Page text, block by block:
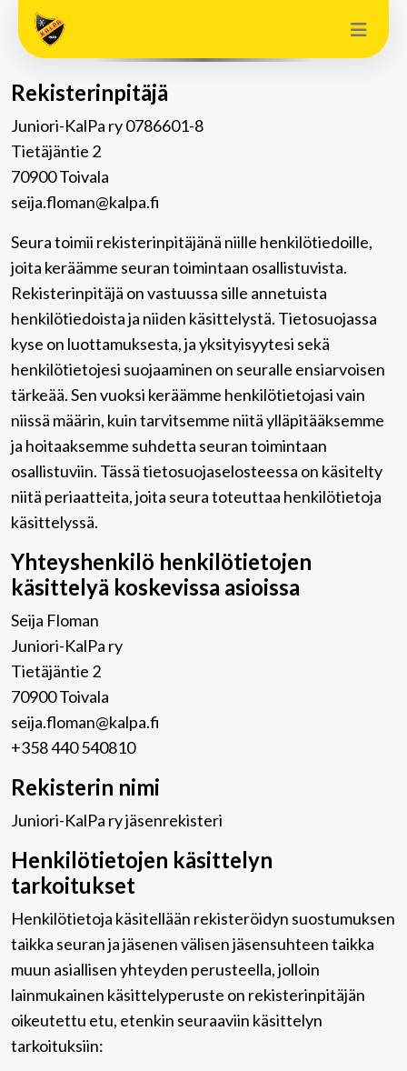
Rekisterinpitäjä
Juniori-KalPa ry 0786601-8
Tietäjäntie 2
70900 Toivala
seija.floman@kalpa.fi
Seura toimii rekisterinpitäjänä niille henkilötiedoille,
joita keräämme seuran toimintaan osallistuvista.
Rekisterinpitäjä on vastuussa sille annetuista
henkilötiedoista ja niiden käsittelystä. Tietosuojassa
kyse on luottamuksesta, ja yksityisyytesi sekä
henkilötietojesi suojaaminen on seuralle ensiarvoisen
tärkeää. Sen vuoksi keräämme henkilötietojasi vain
niissä määrin, kuin tarvitsemme niitä ylläpitääksemme
ja hoitaaksemme suhdetta seuran toimintaan
osallistuviin. Tässä tietosuojaselosteessa on käsitelty
niitä periaatteita, joita seura toteuttaa henkilötietoja
käsittelyssä.
Yhteyshenkilö henkilötietojen
käsittelyä koskevissa asioissa
Seija Floman
Juniori-KalPa ry
Tietäjäntie 2
70900 Toivala
seija.floman@kalpa.fi
+358 440 540810
Rekisterin nimi
Juniori-KalPa ry jäsenrekisteri
Henkilötietojen käsittelyn
tarkoitukset
Henkilötietoja käsitellään rekisteröidyn suostumuksen
taikka seuran ja jäsenen välisen jäsensuhteen taikka
muun asiallisen yhteyden perusteella, jolloin
lainmukainen käsittelyperuste on rekisterinpitäjän
oikeutettu etu, etenkin seuraaviin käsittelyn
tarkoituksiin: